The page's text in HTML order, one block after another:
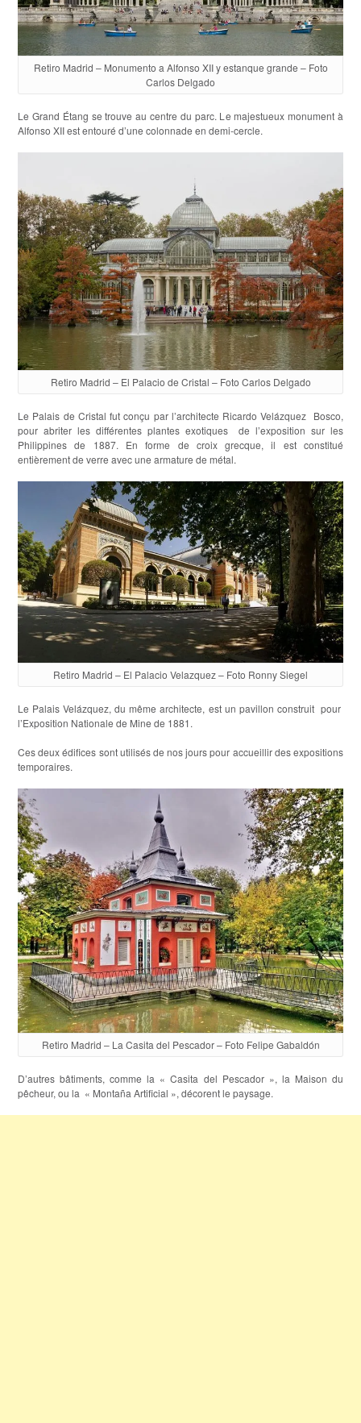
Retiro Madrid – Monumento a Alfonso XII y estanque grande – Foto
Carlos Delgado
Le Grand Étang se trouve au centre du parc. Le majestueux monument à
Alfonso XII est entouré d’une colonnade en demi-cercle.
Retiro Madrid – El Palacio de Cristal – Foto Carlos Delgado
Le Palais de Cristal fut conçu par l’architecte Ricardo Velázquez Bosco,
pour abriter les différentes plantes exotiques de l’exposition sur les
Philippines de 1887. En forme de croix grecque, il est constitué
entièrement de verre avec une armature de métal.
Retiro Madrid – El Palacio Velazquez – Foto Ronny Siegel
Le Palais Velázquez, du même architecte, est un pavillon construit pour
l’Exposition Nationale de Mine de 1881.
Ces deux édifices sont utilisés de nos jours pour accueillir des expositions
temporaires.
Retiro Madrid – La Casita del Pescador – Foto Felipe Gabaldón
D’autres bâtiments, comme la « Casita del Pescador », la Maison du
pêcheur, ou la « Montaña Artificial », décorent le paysage.